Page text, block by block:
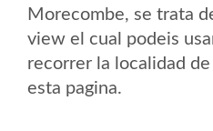
Morecombe, se trata
view el cual podeis
recorrer la localidad
esta pagina.